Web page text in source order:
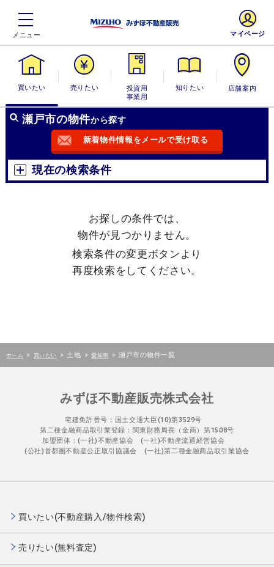
買いたい 売りたい
投資用・事業
用
知りたい 店舗案内
マイページ
瀬戸市の物件から探す
新着物件情報をメールで受け取る
現在の検索条件
お探しの条件では、
物件が見つかりません。
検索条件の変更ボタンより
再度検索をしてください。
ホーム > 買いたい > 土地 > 愛知県 > 瀬戸市の物件一覧
みずほ不動産販売株式会社
宅建免許番号：国土交通大臣(10)第3529号
第二種金融商品取引業登録：関東財務局長（金商）第1508号
加盟団体：(一社)不動産協会 (一社)不動産流通経営協会
(公社)首都圏不動産公正取引協議会 (一社)第二種金融商品取引業協会
買いたい(不動産購入/物件検索)
売りたい(無料査定)